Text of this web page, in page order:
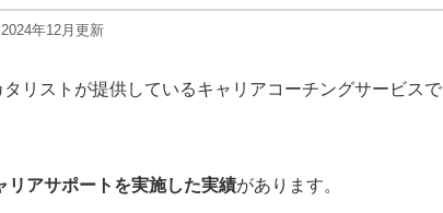
2024年12月更新
リストが提供しているキャリアコーチングサービスで
リアサポートを実施した実績があります。